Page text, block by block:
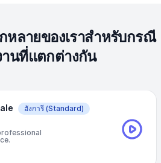
หลายของเราสำหรับกรณี
านที่แตกต่างกัน
ฮังการี (Standard)